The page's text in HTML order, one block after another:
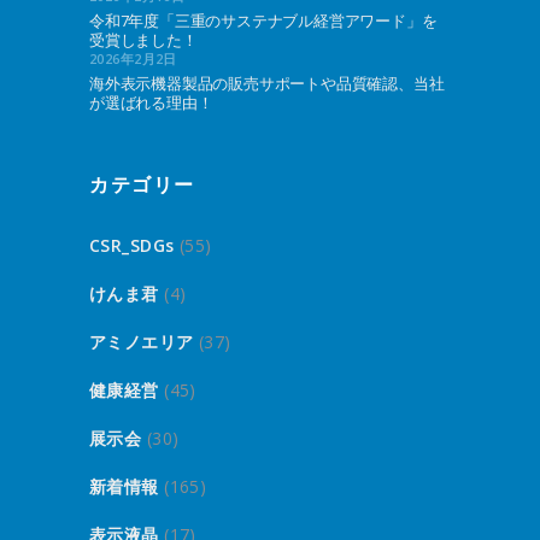
令和7年度「三重のサステナブル経営アワード」を
受賞しました！
2026年2月2日
海外表示機器製品の販売サポートや品質確認、当社
が選ばれる理由！
カテゴリー
CSR_SDGs (55)
けんま君 (4)
アミノエリア (37)
健康経営 (45)
展示会 (30)
新着情報 (165)
表示液晶 (17)